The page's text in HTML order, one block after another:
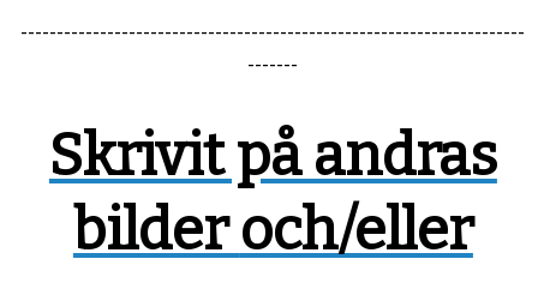
----------------------------------------------------------------------
-------
Skrivit på andras
bilderoch/eller